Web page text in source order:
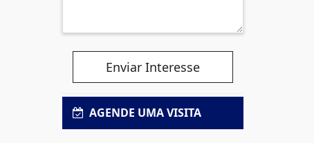
Enviar Interesse
AGENDE UMA VISITA